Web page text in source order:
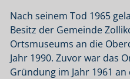
Nach seinem Tod 1965
Besitz der Gemeinde
Ortsmuseums an die
Jahr 1990. Zuvor war das
Gründung im Jahr 1961